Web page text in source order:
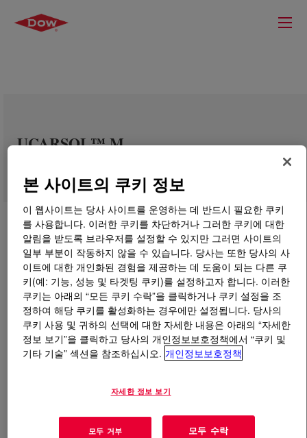
UCARSOL™ M
무엇입니까UCARSOL™ M?
removal of H2S from CO2-H2S mixtures and proved
treating applications.
본 사이트의 쿠키 정보
이 웹사이트는 당사 사이트를 운영하는 데 반드시 필요한 쿠키
를 사용합니다. 이러한 쿠키를 차단하거나 그러한 쿠키에 대한
알림을 받도록 브라우저를 설정할 수 있지만 그러면 사이트의
일부 부분이 작동하지 않을 수 있습니다. 당사는 또한 당사의 사
이트에 대한 개인화된 경험을 제공하는 데 도움이 되는 다른 쿠
키(예: 기능, 성능 및 타겟팅 쿠키)를 설정하고자 합니다. 이러한
쿠키는 아래의 “모든 쿠키 수락”을 클릭하거나 쿠키 설정을 조
정하여 해당 쿠키를 활성화하는 경우에만 설정됩니다. 당사의
쿠키 사용 및 귀하의 선택에 대한 자세한 내용은 아래의 “자세한
정보 보기”을 클릭하고 당사의 개인정보보호정책에서 “쿠키 및
기타 기술” 섹션을 참조하십시오. 개인정보보호정책
자세한 정보 보기
모두 거부 모두 수락